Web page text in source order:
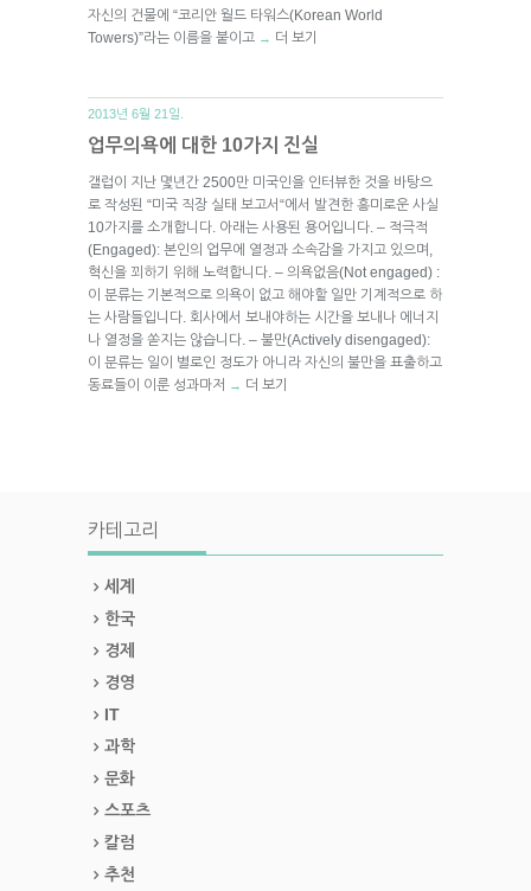
자신의 건물에 “코리안 월드 타워스(Korean World
Towers)”라는 이름을 붙이고 → 더 보기
2013년 6월 21일.
업무의욕에 대한 10가지 진실
갤럽이 지난 몇년간 2500만 미국인을 인터뷰한 것을 바탕으
로 작성된 “미국 직장 실태 보고서“에서 발견한 흥미로운 사실
10가지를 소개합니다. 아래는 사용된 용어입니다. – 적극적
(Engaged): 본인의 업무에 열정과 소속감을 가지고 있으며,
혁신을 꾀하기 위해 노력합니다. – 의욕없음(Not engaged) :
이 분류는 기본적으로 의욕이 없고 해야할 일만 기계적으로 하
는 사람들입니다. 회사에서 보내야하는 시간을 보내나 에너지
나 열정을 쏟지는 않습니다. – 불만(Actively disengaged):
이 분류는 일이 별로인 정도가 아니라 자신의 불만을 표출하고
동료들이 이룬 성과마저 → 더 보기
카테고리
세계
한국
경제
경영
IT
과학
문화
스포츠
칼럼
추천